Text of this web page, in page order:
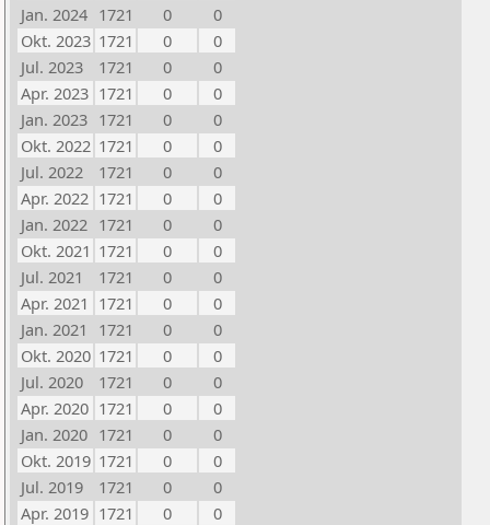
Jan. 2024 1721 0
0
Okt. 2023 1721 0
0
Jul. 2023
1721 0
0
Apr. 2023 1721 0
0
Jan. 2023 1721 0
0
Okt. 2022 1721 0
0
Jul. 2022
1721 0
0
Apr. 2022 1721 0
0
Jan. 2022 1721 0
0
Okt. 2021 1721 0
0
Jul. 2021
1721 0
0
Apr. 2021 1721 0
0
Jan. 2021
1721 0
0
Okt. 2020 1721 0
0
Jul. 2020
1721 0
0
Apr. 2020 1721 0
0
Jan. 2020 1721 0
0
Okt. 2019 1721 0
0
Jul. 2019
1721 0
0
Apr. 2019 1721 0
0